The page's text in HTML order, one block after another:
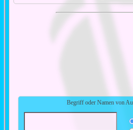
Begriff oder Namen von